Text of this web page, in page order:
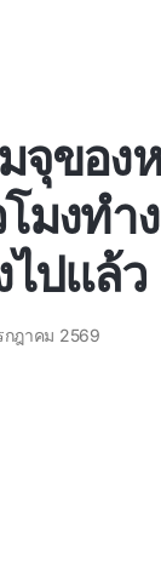
จุของ
มงทำ
ปแล้ว
กฎาคม 2569